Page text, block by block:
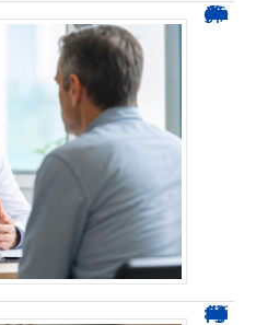
Durée d’arrêt après un stent : des repères, pas une règle fixe
0424 démarchage : reconnaître l’appel et agir sans se tromper